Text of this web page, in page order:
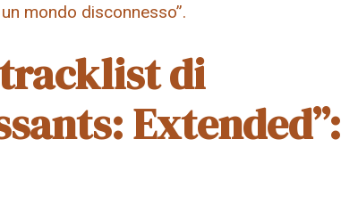
mondo disconnesso”.
tracklist di
Extended”: